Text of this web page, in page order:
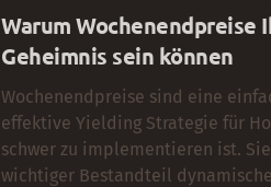
Warum Wochenendpreise
Geheimnis sein können
Wochenendpreise sind eine
effektive Yielding Strategie für
schwer zu implementieren ist.
wichtiger Bestandteil